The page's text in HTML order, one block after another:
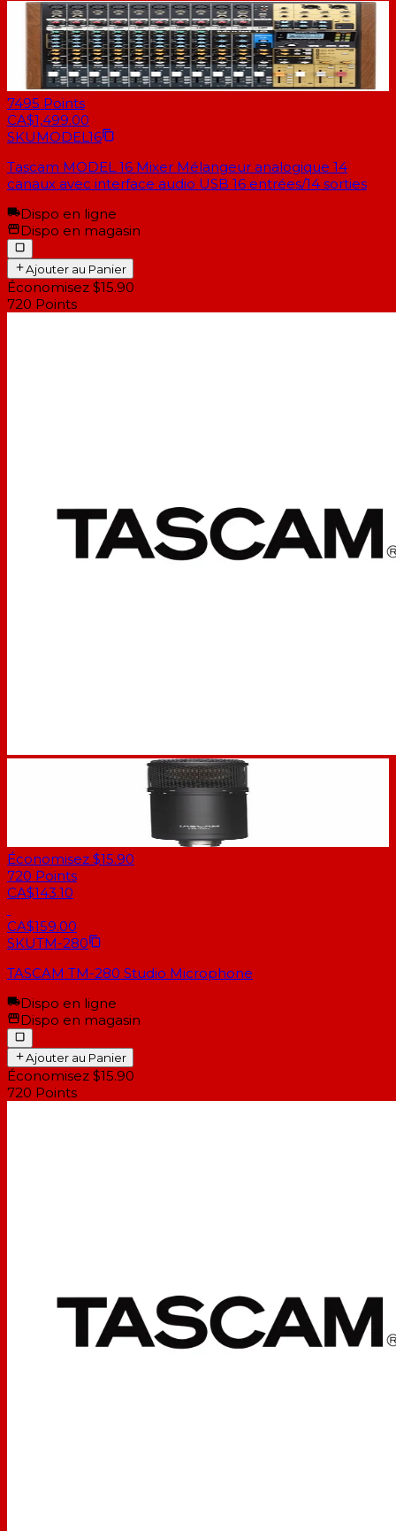
7495 Points
CA$1,499.00
SKUMODEL16
Tascam MODEL 16 Mixer Mélangeur analogique 14
canaux avec interface audio USB 16 entrées/14 sorties
Dispo en ligne
Dispo en magasin
Ajouter au Panier
Économisez $15.90
720 Points
Économisez $15.90
720 Points
CA$143.10
CA$159.00
SKUTM-280
TASCAM TM-280 Studio Microphone
Dispo en ligne
Dispo en magasin
Ajouter au Panier
Économisez $15.90
720 Points